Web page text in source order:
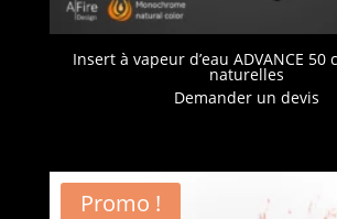
Insert à vapeur d’eau ADVANCE 50
naturelles
Demander un devis
Promo !